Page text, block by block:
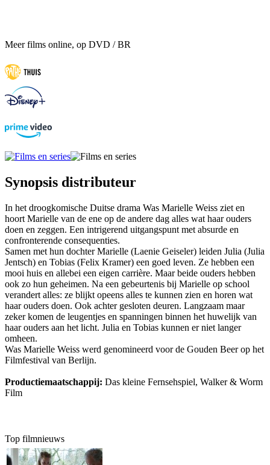
Meer films online, op DVD / BR
Synopsis distributeur
In het droogkomische Duitse drama Was Marielle Weiss ziet en
hoort Marielle van de ene op de andere dag alles wat haar ouders
doen en zeggen. Een intrigerend uitgangspunt met absurde en
confronterende consequenties.
Samen met hun dochter Marielle (Laenie Geiseler) leiden Julia (Julia
Jentsch) en Tobias (Felix Kramer) een goed leven. Ze hebben een
mooi huis en allebei een eigen carrière. Maar beide ouders hebben
ook zo hun geheimen. Na een gebeurtenis bij Marielle op school
verandert alles: ze blijkt opeens alles te kunnen zien en horen wat
haar ouders doen. Ook achter gesloten deuren. Langzaam maar
zeker komen de leugentjes en spanningen binnen het huwelijk van
haar ouders aan het licht. Julia en Tobias kunnen er niet langer
omheen.
Was Marielle Weiss werd genomineerd voor de Gouden Beer op het
Filmfestival van Berlijn.
Productiemaatschappij: Das kleine Fernsehspiel, Walker & Worm
Film
Top filmnieuws